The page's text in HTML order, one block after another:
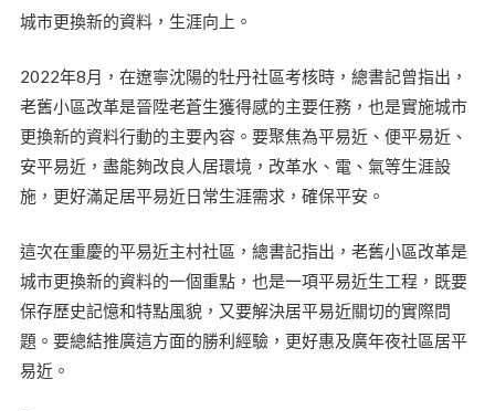
城市更換新的資料，生涯向上。
2022年8月，在遼寧沈陽的牡丹社區考核時，總書記曾指出，
老舊小區改革是晉陞老蒼生獲得感的主要任務，也是實施城市
更換新的資料行動的主要內容。要聚焦為平易近、便平易近、
安平易近，盡能夠改良人居環境，改革水、電、氣等生涯設
施，更好滿足居平易近日常生涯需求，確保平安。
這次在重慶的平易近主村社區，總書記指出，老舊小區改革是
城市更換新的資料的一個重點，也是一項平易近生工程，既要
保存歷史記憶和特點風貌，又要解決居平易近關切的實際問
題。要總結推廣這方面的勝利經驗，更好惠及廣年夜社區居平
易近。